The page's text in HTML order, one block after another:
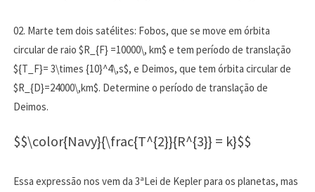
02. Marte tem dois satélites: Fobos, que se move em órbita
circular de raio $R_{F} =10000\, km$ e tem período de translação
${T_F}= 3\times {10}^4\,s$, e Deimos, que tem órbita circular de
$R_{D}=24000\,km$. Determine o período de translação de
Deimos.
$$\color{Navy}{\frac{T^{2}}{R^{3}} = k}$$
Essa expressão nos vem da 3ªLei de Kepler para os planetas, mas